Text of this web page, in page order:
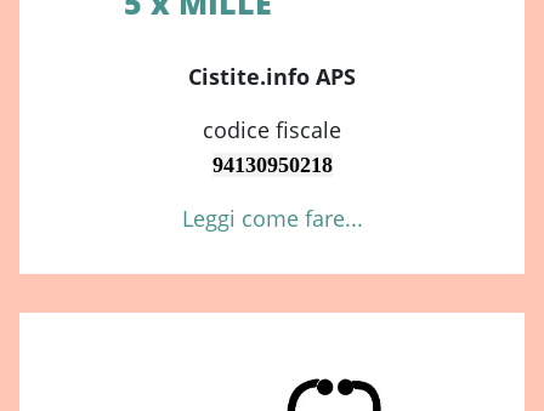
Cistite.info APS
codice fiscale
94130950218
Leggi come fare...